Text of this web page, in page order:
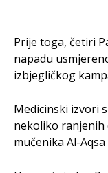
Prije toga, četiri
napadu
izbjegličkog
Medicinski izvori
nekoliko ranjenih
mučenika Al-